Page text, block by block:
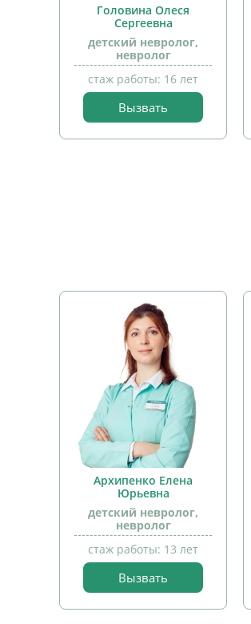
детей
Головина Олеся
Сергеевна
детский невролог,
невролог
стаж работы: 16 лет
Вызвать
детей
Архипенко Елена
Юрьевна
детский невролог,
невролог
стаж работы: 13 лет
Вызвать